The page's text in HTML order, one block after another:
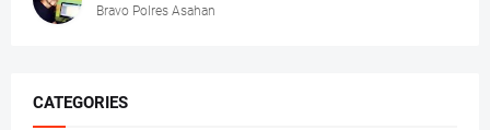
Bravo Polres Asahan
CATEGORIES